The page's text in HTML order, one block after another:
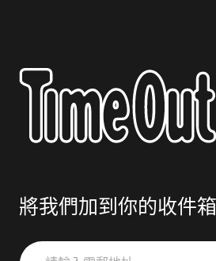
將我們加到你的收件箱
請